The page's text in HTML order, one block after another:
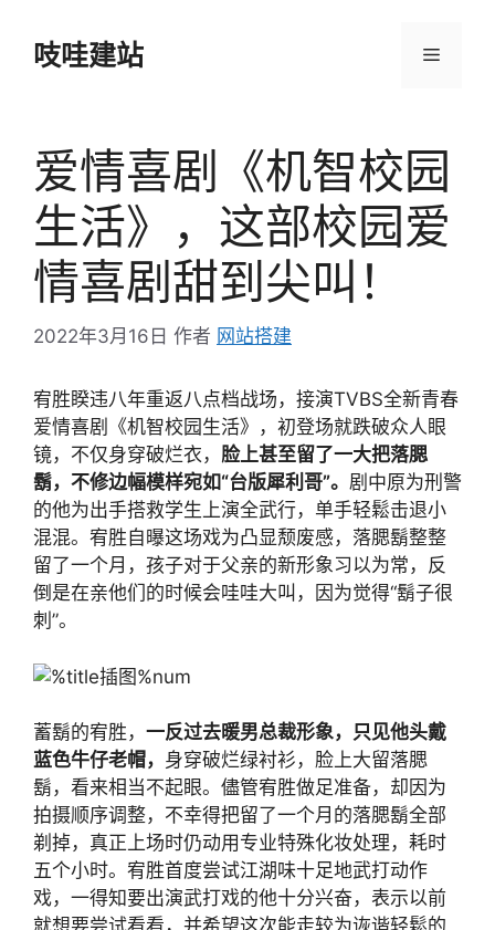
吱哇建站 菜
爱情喜剧《机智校园
生活》，这部校园爱
情喜剧甜到尖叫！
2022年3月16日 作者 网站搭建
宥胜睽违八年重返八点档战场，接演TVBS全新青春
爱情喜剧《机智校园生活》，初登场就跌破众人眼
镜，不仅身穿破烂衣， 脸上甚至留了一大把落腮
鬍，不修边幅模样宛如“台版犀利哥”。 剧中原为刑警
的他为出手搭救学生上演全武行，单手轻鬆击退小
混混。宥胜自曝这场戏为凸显颓废感，落腮鬍整整
留了一个月，孩子对于父亲的新形象习以为常，反
倒是在亲他们的时候会哇哇大叫，因为觉得“鬍子很
刺”。
蓄鬍的宥胜， 一反过去暖男总裁形象，只见他头戴
蓝色牛仔老帽， 身穿破烂绿衬衫，脸上大留落腮
鬍，看来相当不起眼。儘管宥胜做足准备，却因为
拍摄顺序调整，不幸得把留了一个月的落腮鬍全部
剃掉，真正上场时仍动用专业特殊化妆处理，耗时
五个小时。宥胜首度尝试江湖味十足地武打动作
戏，一得知要出演武打戏的他十分兴奋，表示以前